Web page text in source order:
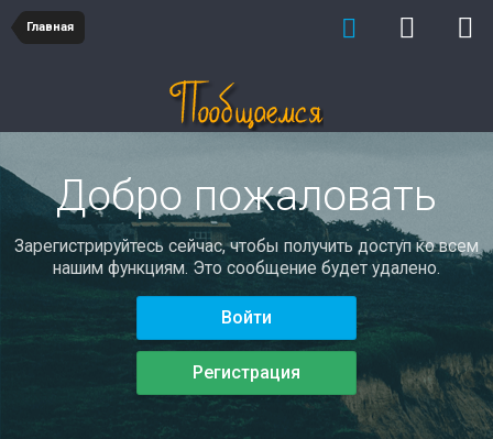
Главная
Добро пожаловать
Зарегистрируйтесь сейчас, чтобы получить доступ ко всем
нашим функциям. Это сообщение будет удалено.
Войти
Регистрация